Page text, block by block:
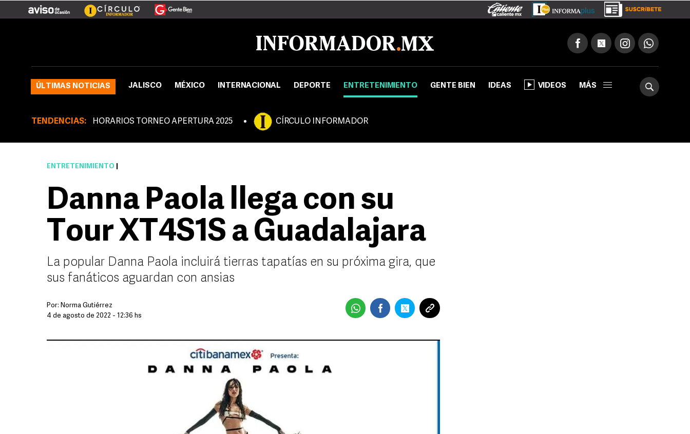
ÚLTIMAS NOTICIAS JALISCO MÉXICO INTERNACIONAL DEPORTE ENTRETENIMIENTO GENTE BIEN IDEAS VIDEOS MÁS
TENDENCIAS: HORARIOS TORNEO APERTURA 2025 CÍRCULO INFORMADOR
ENTRETENIMIENTO
Danna Paola llega con su
Tour XT4S1S a Guadalajara
La popular Danna Paola incluirá tierras tapatías en su próxima gira, que
sus fanáticos aguardan con ansias
Por: Norma Gutiérrez
4 de agosto de 2022 - 12:36 hs